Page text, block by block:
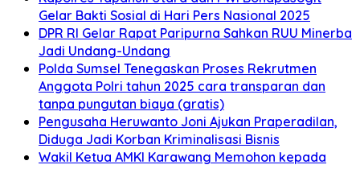
Gelar Bakti Sosial di Hari Pers Nasional 2025
DPR RI Gelar Rapat Paripurna Sahkan RUU Minerba
Jadi Undang-Undang
Polda Sumsel Tenegaskan Proses Rekrutmen
Anggota Polri tahun 2025 cara transparan dan
tanpa pungutan biaya (gratis)
Pengusaha Heruwanto Joni Ajukan Praperadilan,
Diduga Jadi Korban Kriminalisasi Bisnis
Wakil Ketua AMKI Karawang Memohon kepada